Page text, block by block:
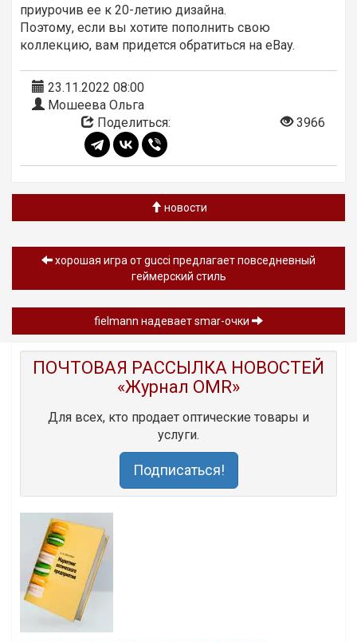
приурочив ее к 20-летию дизайна.
Поэтому, если вы хотите пополнить свою
коллекцию, вам придется обратиться на eBay.
23.11.2022 08:00
Мошеева Ольга
Поделиться:
3966
новости
хорошая игра от gucci предлагает повседневный
геймерский стиль
fielmann надевает smar-очки
ПОЧТОВАЯ РАССЫЛКА НОВОСТЕЙ
«Журнал OMR»
Для всех, кто продает оптические товары и
услуги.
Подписаться!